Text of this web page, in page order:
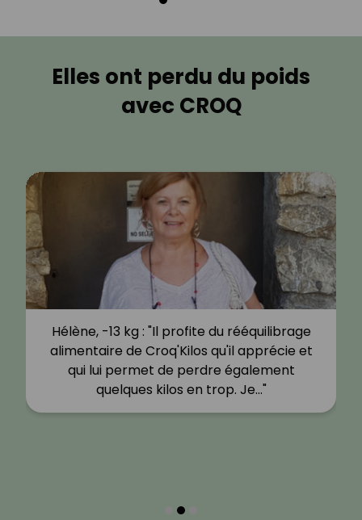
Elles ont perdu du poids
avec CROQ
Hélène, -13 kg : "Il profite du rééquilibrage
alimentaire de Croq'Kilos qu'il apprécie et
qui lui permet de perdre également
quelques kilos en trop. Je…"